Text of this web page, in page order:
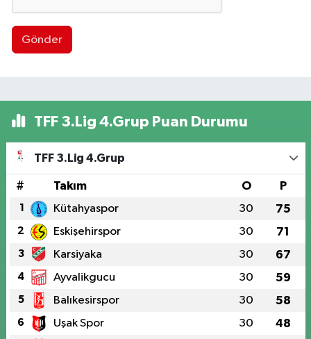
Gönder
TFF 3.Lig 4.Grup Puan Durumu
TFF 3.Lig 4.Grup
# Takım O P
1 Kütahyaspor 30 75
2 Eskişehirspor 30 71
3 Karsiyaka 30 67
4 Ayvalikgucu 30 59
5 Balıkesirspor 30 58
6 Uşak Spor 30 48